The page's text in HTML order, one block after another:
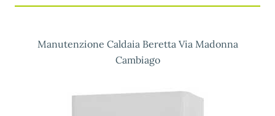
Manutenzione Caldaia Beretta Via Madonna
Cambiago